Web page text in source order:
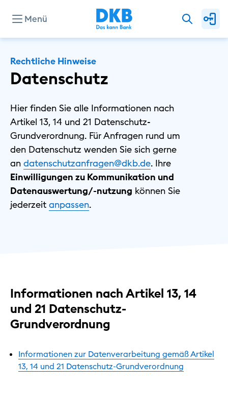
Menü
Unternehmen
Investor Relations
Privat
Geschäftlich
Nachhaltig
Rechtliche Hinweise
Datenschutz
Hier finden Sie alle Informationen nach
Artikel 13, 14 und 21 Datenschutz-
Grundverordnung. Für Anfragen rund um
den Datenschutz wenden Sie sich gerne
an datenschutzanfragen@dkb.de. Ihre
Einwilligungen zu Kommunikation und
Datenauswertung/-nutzung können Sie
⁠jederzeit ⁠anpassen.
Informationen nach Artikel 13, 14
und 21 Datenschutz-
Grundverordnung
Informationen zur Datenverarbeitung gemäß Artikel
13, 14 und 21 Datenschutz-Grundverordnung